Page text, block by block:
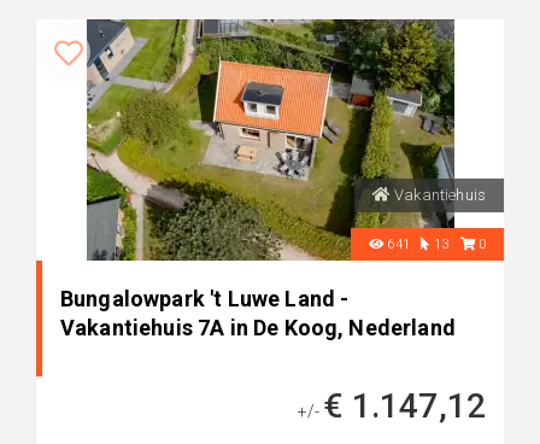
Vakantiehuis
641 13 0
Bungalowpark 't Luwe Land -
Vakantiehuis 7A in De Koog, Nederland
+/- € 1.147,12